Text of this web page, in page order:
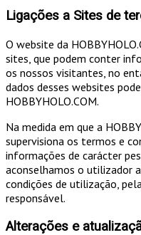
Ligações a Sites de
O website da
sites, que podem conter
os nossos visitantes, no
dados desses websites
HOBBYHOLO.COM.
Na medida em que a
supervisiona os termos e
informações de carácter
aconselhamos o utilizador
condições de utilização,
responsável.
Alterações e